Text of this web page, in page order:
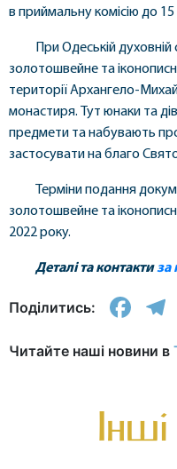
в приймальну комісію до
При Одеській
золотошвейне та
території Архангело-
монастиря. Тут юнаки та
предмети та набувають
застосувати на благо
Терміни подання
золотошвейне та
2022 року.
Деталі та контактиза
Поділитись:
Читайте наші новини в